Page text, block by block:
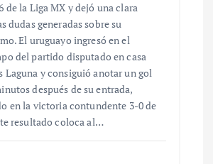
de la Liga MX y dejó una clara
dudas generadas sobre su
El uruguayo ingresó en el
del partido disputado en casa
Laguna y consiguió anotar un gol
después de su entrada,
en la victoria contundente 3-0 de
resultado coloca al…